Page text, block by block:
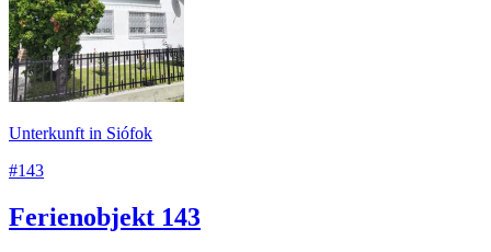
Unterkunft in Siófok
#143
Ferienobjekt 143